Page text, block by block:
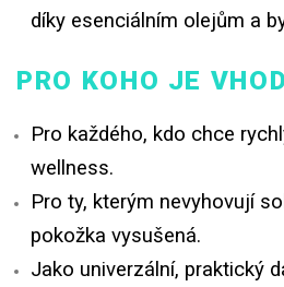
díky esenciálním olejům a
PRO KOHO JE
Pro každého, kdo chce
wellness.
Pro ty, kterým nevyhovují
pokožka vysušená.
Jako univerzální, praktický